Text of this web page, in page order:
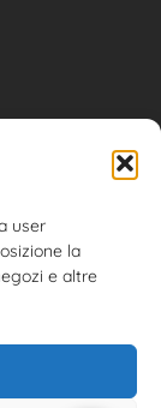
user
la
e altre